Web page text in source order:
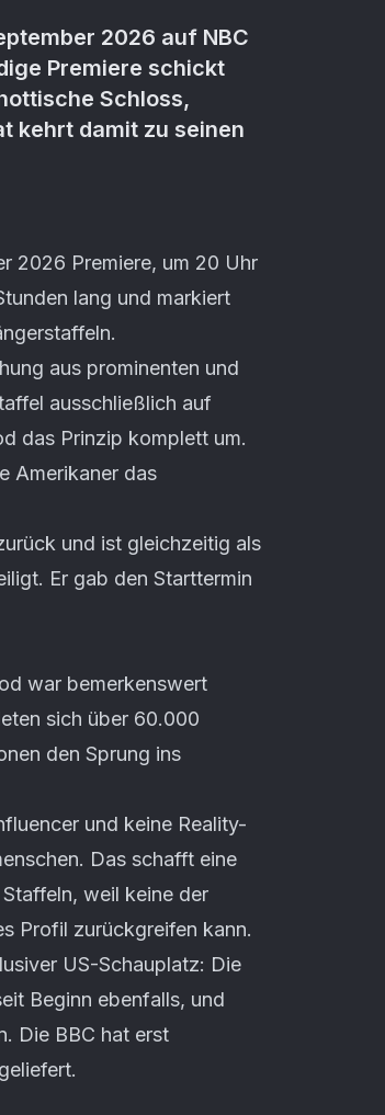
2026 auf NBC
Premiere schickt
Schloss,
kehrt damit zu seinen
2026 Premiere, um 20 Uhr
lang und markiert
aus prominenten und
ausschließlich auf
das Prinzip komplett um.
Amerikaner das
und ist gleichzeitig als
Er gab den Starttermin
war bemerkenswert
sich über 60.000
den Sprung ins
und keine Reality-
Das schafft eine
weil keine der
Profil zurückgreifen kann.
US-Schauplatz: Die
Beginn ebenfalls, und
Die BBC hat erst